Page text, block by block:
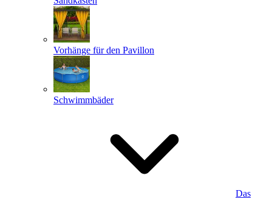
Vorhänge für den Pavillon
Schwimmbäder
Das